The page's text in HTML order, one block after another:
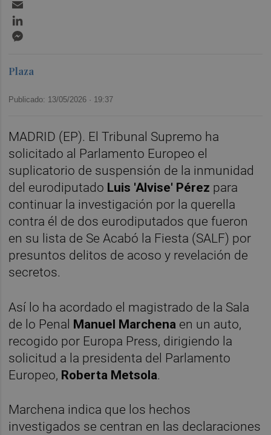
Plaza
Publicado: 13/05/2026 · 19:37
MADRID (EP). El Tribunal Supremo ha
solicitado al Parlamento Europeo el
suplicatorio de suspensión de la inmunidad
del eurodiputado Luis 'Alvise' Pérez para
continuar la investigación por la querella
contra él de dos eurodiputados que fueron
en su lista de Se Acabó la Fiesta (SALF) por
presuntos delitos de acoso y revelación de
secretos.
Así lo ha acordado el magistrado de la Sala
de lo Penal Manuel Marchena en un auto,
recogido por Europa Press, dirigiendo la
solicitud a la presidenta del Parlamento
Europeo, Roberta Metsola.
Marchena indica que los hechos
investigados se centran en las declaraciones